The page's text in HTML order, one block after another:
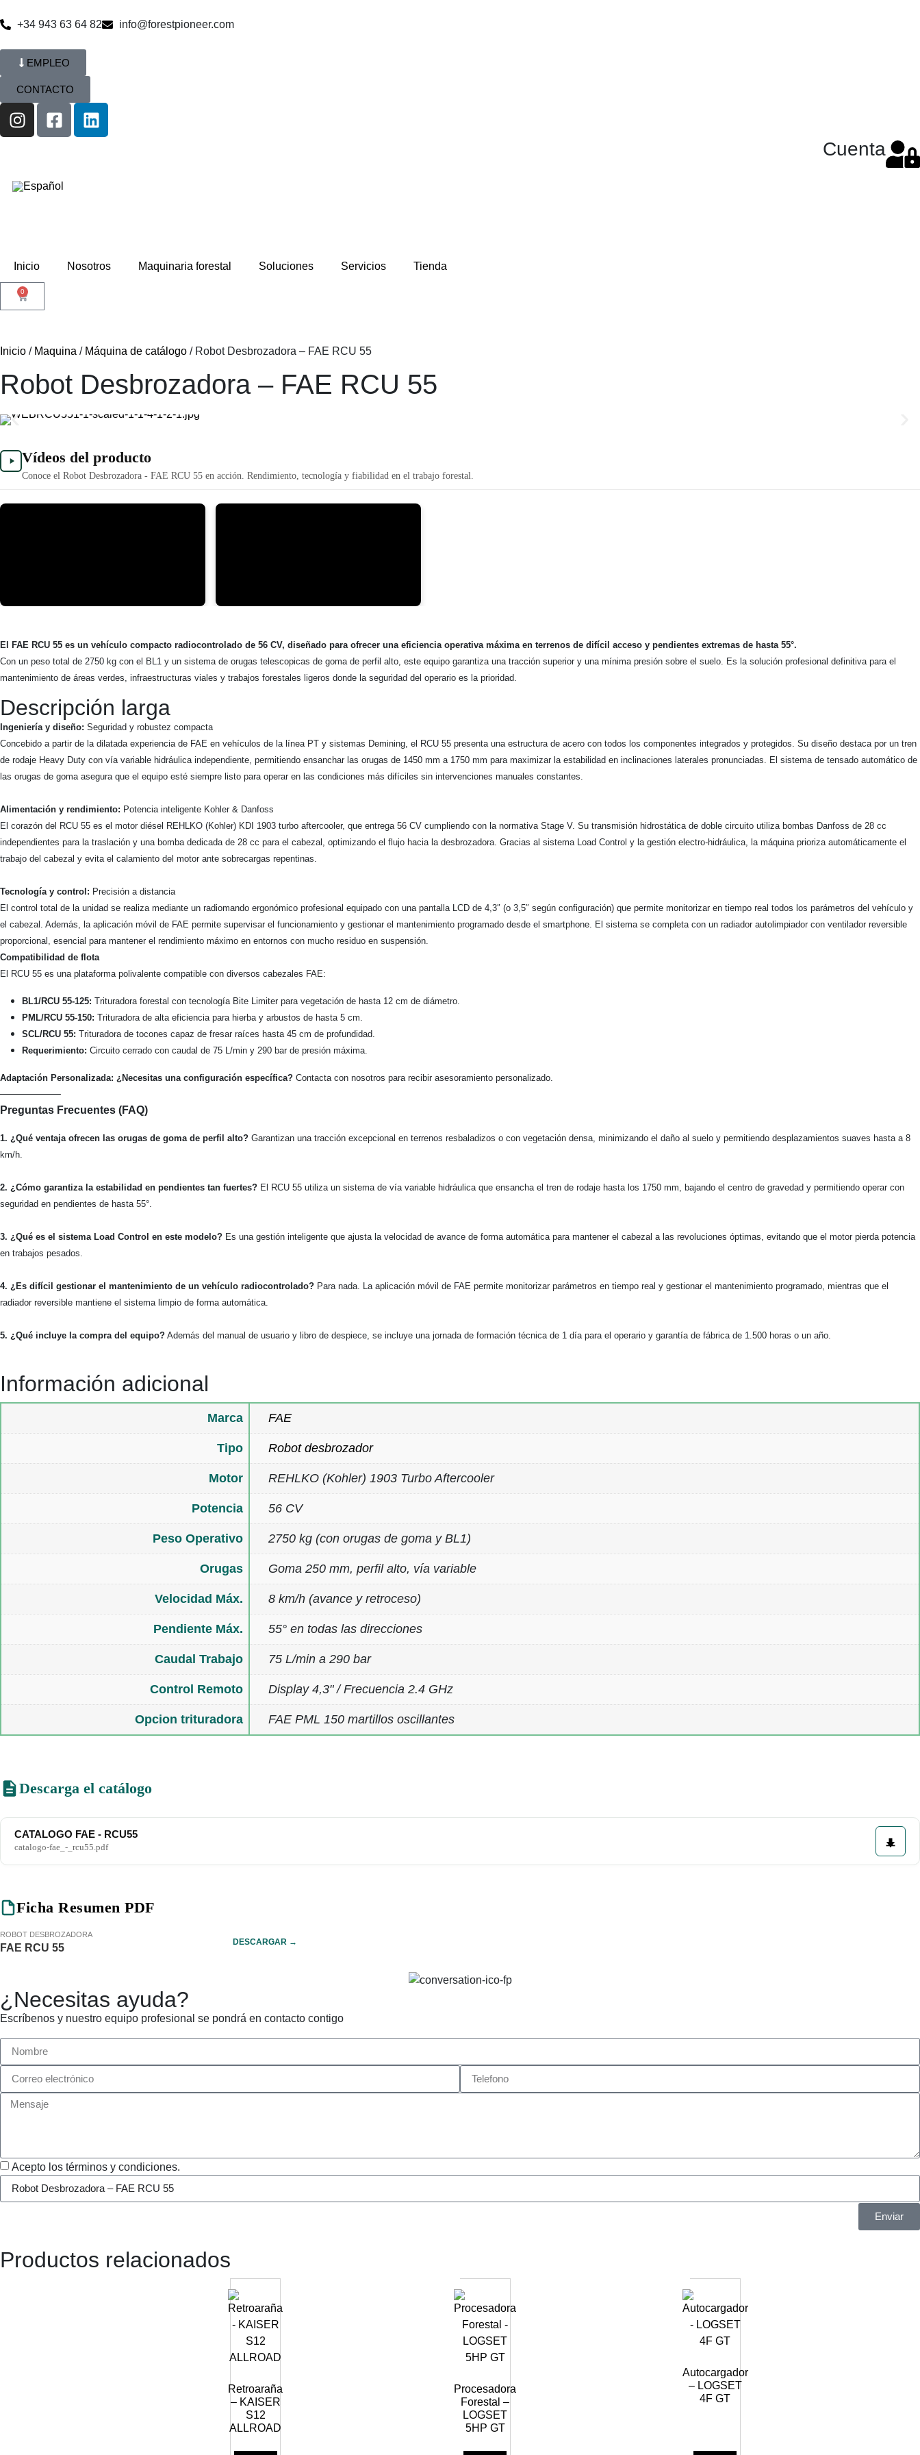
+34 943 63 64 82 info@forestpioneer.com
EMPLEO
CONTACTO
Cuenta
Inicio Nosotros Maquinaria forestal Soluciones Servicios Tienda
0
Inicio / Maquina / Máquina de catálogo / Robot Desbrozadora – FAE RCU 55
Robot Desbrozadora – FAE RCU 55
Vídeos del producto
Conoce el Robot Desbrozadora - FAE RCU 55 en acción. Rendimiento, tecnología y fiabilidad en el trabajo forestal.
El FAE RCU 55 es un vehículo compacto radiocontrolado de 56 CV, diseñado para ofrecer una eficiencia operativa máxima en terrenos de difícil acceso y pendientes extremas de hasta 55°.
Con un peso total de 2750 kg con el BL1 y un sistema de orugas telescopicas de goma de perfil alto, este equipo garantiza una tracción superior y una mínima presión sobre el suelo. Es la solución profesional definitiva para el
mantenimiento de áreas verdes, infraestructuras viales y trabajos forestales ligeros donde la seguridad del operario es la prioridad.
Descripción larga
Ingeniería y diseño: Seguridad y robustez compacta
Concebido a partir de la dilatada experiencia de FAE en vehículos de la línea PT y sistemas Demining, el RCU 55 presenta una estructura de acero con todos los componentes integrados y protegidos. Su diseño destaca por un tren
de rodaje Heavy Duty con vía variable hidráulica independiente, permitiendo ensanchar las orugas de 1450 mm a 1750 mm para maximizar la estabilidad en inclinaciones laterales pronunciadas. El sistema de tensado automático de
las orugas de goma asegura que el equipo esté siempre listo para operar en las condiciones más difíciles sin intervenciones manuales constantes.
Alimentación y rendimiento: Potencia inteligente Kohler & Danfoss
El corazón del RCU 55 es el motor diésel REHLKO (Kohler) KDI 1903 turbo aftercooler, que entrega 56 CV cumpliendo con la normativa Stage V. Su transmisión hidrostática de doble circuito utiliza bombas Danfoss de 28 cc
independientes para la traslación y una bomba dedicada de 28 cc para el cabezal, optimizando el flujo hacia la desbrozadora. Gracias al sistema Load Control y la gestión electro-hidráulica, la máquina prioriza automáticamente el
trabajo del cabezal y evita el calamiento del motor ante sobrecargas repentinas.
Tecnología y control: Precisión a distancia
El control total de la unidad se realiza mediante un radiomando ergonómico profesional equipado con una pantalla LCD de 4,3″ (o 3,5″ según configuración) que permite monitorizar en tiempo real todos los parámetros del vehículo y
el cabezal. Además, la aplicación móvil de FAE permite supervisar el funcionamiento y gestionar el mantenimiento programado desde el smartphone. El sistema se completa con un radiador autolimpiador con ventilador reversible
proporcional, esencial para mantener el rendimiento máximo en entornos con mucho residuo en suspensión.
Compatibilidad de flota
El RCU 55 es una plataforma polivalente compatible con diversos cabezales FAE:
BL1/RCU 55-125: Trituradora forestal con tecnología Bite Limiter para vegetación de hasta 12 cm de diámetro.
PML/RCU 55-150: Trituradora de alta eficiencia para hierba y arbustos de hasta 5 cm.
SCL/RCU 55: Trituradora de tocones capaz de fresar raíces hasta 45 cm de profundidad.
Requerimiento: Circuito cerrado con caudal de 75 L/min y 290 bar de presión máxima.
Adaptación Personalizada: ¿Necesitas una configuración específica? Contacta con nosotros para recibir asesoramiento personalizado.
—————–
Preguntas Frecuentes (FAQ)
1. ¿Qué ventaja ofrecen las orugas de goma de perfil alto? Garantizan una tracción excepcional en terrenos resbaladizos o con vegetación densa, minimizando el daño al suelo y permitiendo desplazamientos suaves hasta a 8
km/h.
2. ¿Cómo garantiza la estabilidad en pendientes tan fuertes? El RCU 55 utiliza un sistema de vía variable hidráulica que ensancha el tren de rodaje hasta los 1750 mm, bajando el centro de gravedad y permitiendo operar con
seguridad en pendientes de hasta 55°.
3. ¿Qué es el sistema Load Control en este modelo? Es una gestión inteligente que ajusta la velocidad de avance de forma automática para mantener el cabezal a las revoluciones óptimas, evitando que el motor pierda potencia
en trabajos pesados.
4. ¿Es difícil gestionar el mantenimiento de un vehículo radiocontrolado? Para nada. La aplicación móvil de FAE permite monitorizar parámetros en tiempo real y gestionar el mantenimiento programado, mientras que el
radiador reversible mantiene el sistema limpio de forma automática.
5. ¿Qué incluye la compra del equipo? Además del manual de usuario y libro de despiece, se incluye una jornada de formación técnica de 1 día para el operario y garantía de fábrica de 1.500 horas o un año.
Información adicional
Marca FAE
Tipo Robot desbrozador
Motor REHLKO (Kohler) 1903 Turbo Aftercooler
Potencia 56 CV
Peso Operativo 2750 kg (con orugas de goma y BL1)
Orugas Goma 250 mm, perfil alto, vía variable
Velocidad Máx. 8 km/h (avance y retroceso)
Pendiente Máx. 55° en todas las direcciones
Caudal Trabajo 75 L/min a 290 bar
Control Remoto Display 4,3" / Frecuencia 2.4 GHz
Opcion trituradora FAE PML 150 martillos oscillantes
Descarga el catálogo
CATALOGO FAE - RCU55
catalogo-fae_-_rcu55.pdf
Ficha Resumen PDF
ROBOT DESBROZADORA
FAE RCU 55
DESCARGAR →
¿Necesitas ayuda?
Escríbenos y nuestro equipo profesional se pondrá en contacto contigo
Acepto los términos y condiciones.
Enviar
Productos relacionados
Retroaraña
– KAISER
S12
ALLROAD
Procesadora
Forestal –
LOGSET
5HP GT
Autocargador
– LOGSET
4F GT